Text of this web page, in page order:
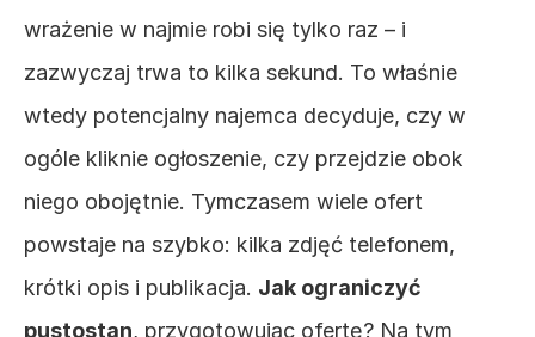
wrażenie w najmie robi się tylko raz – i
zazwyczaj trwa to kilka sekund. To właśnie
wtedy potencjalny najemca decyduje, czy w
ogóle kliknie ogłoszenie, czy przejdzie obok
niego obojętnie. Tymczasem wiele ofert
powstaje na szybko: kilka zdjęć telefonem,
krótki opis i publikacja. Jak ograniczyć
pustostan, przygotowując ofertę? Na tym